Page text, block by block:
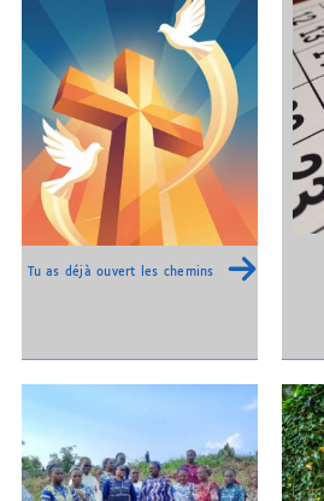
Tu as déjà ouvert les chemins